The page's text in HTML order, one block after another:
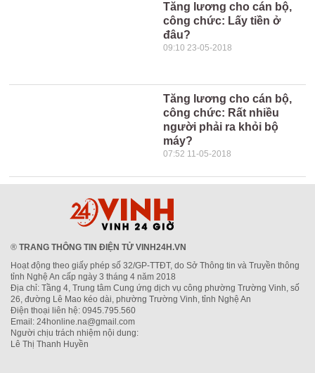
Tăng lương cho cán bộ,
công chức: Lấy tiền ở
đâu?
09:10 23-05-2018
Tăng lương cho cán bộ,
công chức: Rất nhiều
người phải ra khỏi bộ
máy?
07:52 11-05-2018
® TRANG THÔNG TIN ĐIỆN TỬ VINH24H.VN
Hoạt động theo giấy phép số 32/GP-TTĐT, do Sở Thông tin và Truyền thông
tỉnh Nghệ An cấp ngày 3 tháng 4 năm 2018
Địa chỉ: Tầng 4, Trung tâm Cung ứng dịch vụ công phường Trường Vinh, số
26, đường Lê Mao kéo dài, phường Trường Vinh, tỉnh Nghệ An
Điện thoại liên hệ: 0945.795.560
Email: 24honline.na@gmail.com
Người chịu trách nhiệm nội dung:
Lê Thị Thanh Huyền